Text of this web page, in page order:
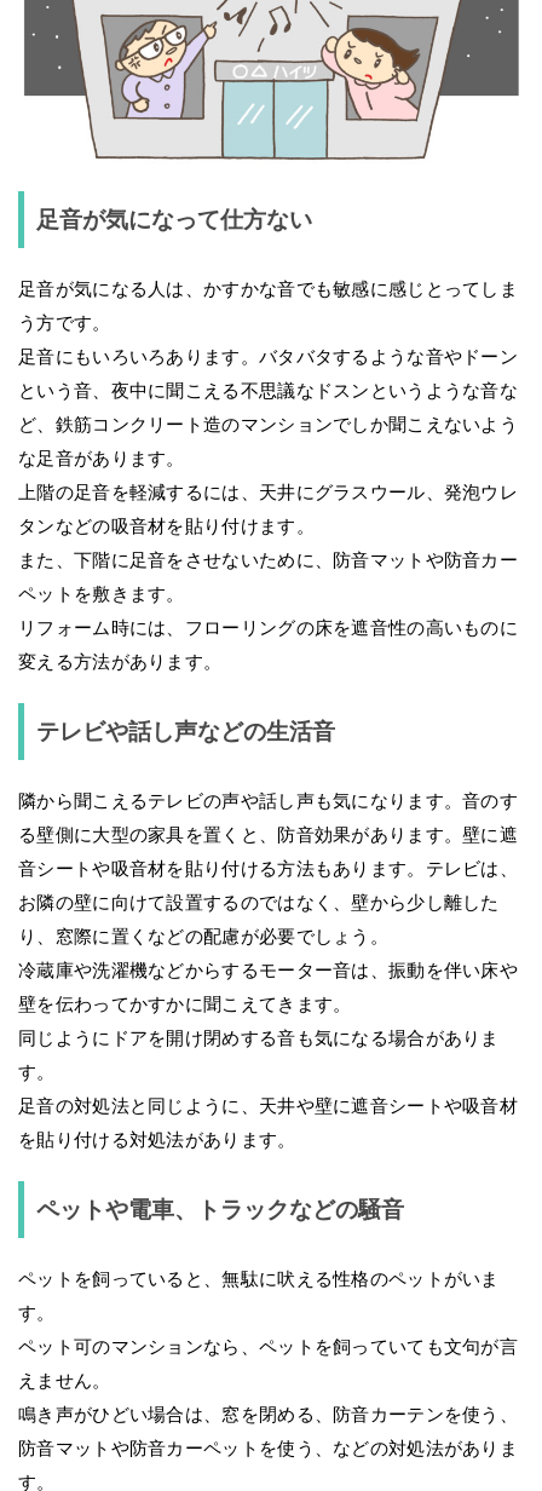
足音が気になって仕方ない
足音が気になる人は、かすかな音でも敏感に感じとってしま
う方です。
足音にもいろいろあります。バタバタするような音やドーン
という音、夜中に聞こえる不思議なドスンというような音な
ど、鉄筋コンクリート造のマンションでしか聞こえないよう
な足音があります。
上階の足音を軽減するには、天井にグラスウール、発泡ウレ
タンなどの吸音材を貼り付けます。
また、下階に足音をさせないために、防音マットや防音カー
ペットを敷きます。
リフォーム時には、フローリングの床を遮音性の高いものに
変える方法があります。
テレビや話し声などの生活音
隣から聞こえるテレビの声や話し声も気になります。音のす
る壁側に大型の家具を置くと、防音効果があります。壁に遮
音シートや吸音材を貼り付ける方法もあります。テレビは、
お隣の壁に向けて設置するのではなく、壁から少し離した
り、窓際に置くなどの配慮が必要でしょう。
冷蔵庫や洗濯機などからするモーター音は、振動を伴い床や
壁を伝わってかすかに聞こえてきます。
同じようにドアを開け閉めする音も気になる場合がありま
す。
足音の対処法と同じように、天井や壁に遮音シートや吸音材
を貼り付ける対処法があります。
ペットや電車、トラックなどの騒音
ペットを飼っていると、無駄に吠える性格のペットがいま
す。
ペット可のマンションなら、ペットを飼っていても文句が言
えません。
鳴き声がひどい場合は、窓を閉める、防音カーテンを使う、
防音マットや防音カーペットを使う、などの対処法がありま
す。